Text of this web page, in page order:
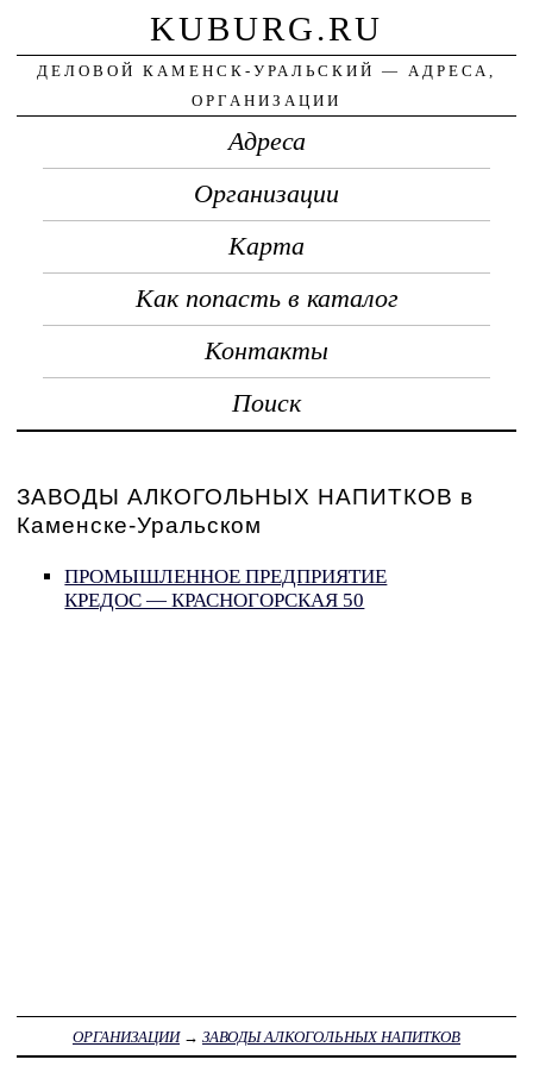
KUBURG.RU
ДЕЛОВОЙ КАМЕНСК-УРАЛЬСКИЙ — АДРЕСА,
ОРГАНИЗАЦИИ
Адреса
Организации
Карта
Как попасть в каталог
Контакты
Поиск
ЗАВОДЫ АЛКОГОЛЬНЫХ НАПИТКОВ в
Каменске-Уральском
ПРОМЫШЛЕННОЕ ПРЕДПРИЯТИЕ
КРЕДОС — КРАСНОГОРСКАЯ 50
ОРГАНИЗАЦИИ→ ЗАВОДЫ АЛКОГОЛЬНЫХ НАПИТКОВ